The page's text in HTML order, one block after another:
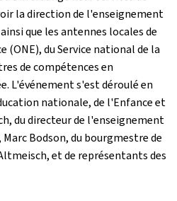
la direction de l'enseignement
que les antennes locales de
du Service national de la
de compétences en
L'événement s'est déroulé en
nationale, de l'Enfance et
du directeur de l'enseignement
Bodson, du bourgmestre de
et de représentants des